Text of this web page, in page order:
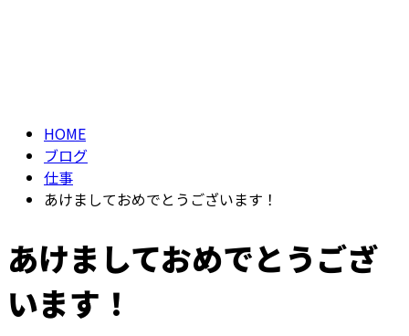
HOME
ブログ
仕事
あけましておめでとうございます！
あけましておめでとうござ
います！